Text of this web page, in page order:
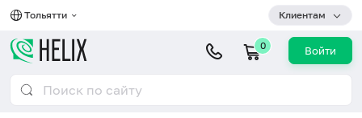
Тольятти Клиентам
0 Войти